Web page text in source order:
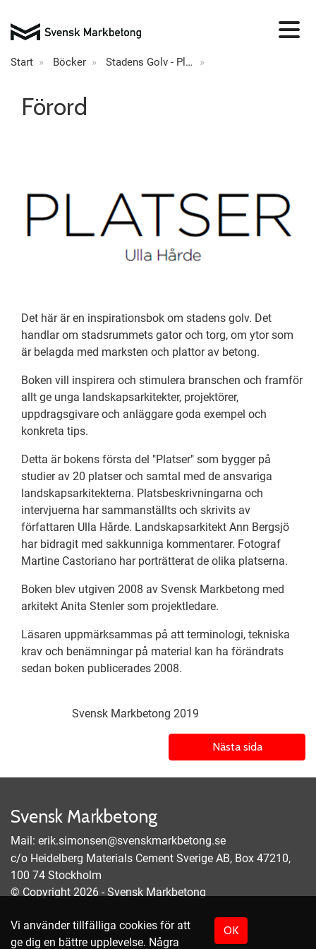
Start Böcker Stadens Golv - Platser, Ulla Hårde - Inspirationsbok
Förord
Det här är en inspirationsbok om stadens golv. Det
handlar om stadsrummets gator och torg, om ytor som
är belagda med marksten och plattor av betong.
Boken vill inspirera och stimulera branschen och framför
allt ge unga landskapsarkitekter, projektörer,
uppdragsgivare och anläggare goda exempel och
konkreta tips.
Detta är bokens första del "Platser" som bygger på
studier av 20 platser och samtal med de ansvariga
landskapsarkitekterna. Platsbeskrivningarna och
intervjuerna har sammanställts och skrivits av
författaren Ulla Hårde. Landskapsarkitekt Ann Bergsjö
har bidragit med sakkunniga kommentarer. Fotograf
Martine Castoriano har porträtterat de olika platserna.
Boken blev utgiven 2008 av Svensk Markbetong med
arkitekt Anita Stenler som projektledare.
Läsaren uppmärksammas på att terminologi, tekniska
krav och benämningar på material kan ha förändrats
sedan boken publicerades 2008.
Svensk Markbetong 2019
Nästa sida
Svensk Markbetong
Mail: erik.simonsen@svenskmarkbetong.se
c/o Heidelberg Materials Cement Sverige AB, Box 47210,
100 74 Stockholm
© Copyright 2026 - Svensk Markbetong
Vi använder tillfälliga cookies för att
ge dig en bättre upplevelse. Några
OK